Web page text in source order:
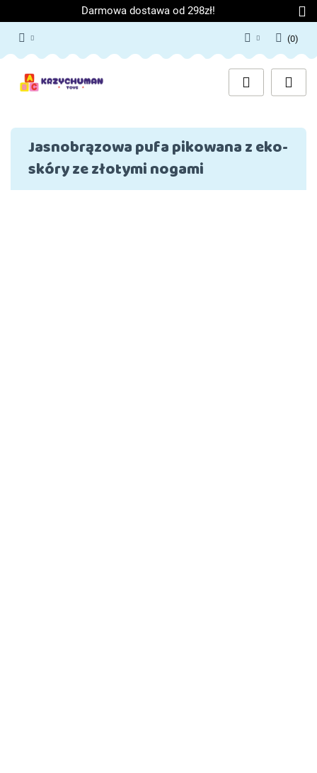
Darmowa dostawa od 298zł!
Zaloguj się
Załóż konto
Zgody cookies
(0)
Jasnobrązowa pufa pikowana z eko-
skóry ze złotymi nogami